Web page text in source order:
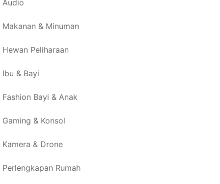
Audio
Makanan & Minuman
Hewan Peliharaan
Ibu & Bayi
Fashion Bayi & Anak
Gaming & Konsol
Kamera & Drone
Perlengkapan Rumah